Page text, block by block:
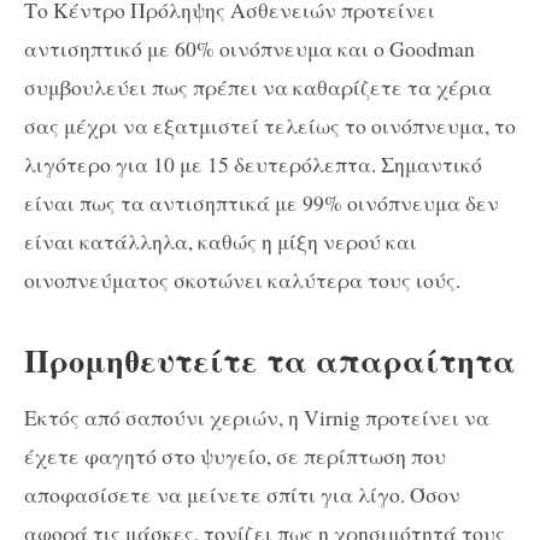
Το Κέντρο Πρόληψης Ασθενειών προτείνει
αντισηπτικό με 60% οινόπνευμα και ο Goodman
συμβουλεύει πως πρέπει να καθαρίζετε τα χέρια
σας μέχρι να εξατμιστεί τελείως το οινόπνευμα, το
λιγότερο για 10 με 15 δευτερόλεπτα. Σημαντικό
είναι πως τα αντισηπτικά με 99% οινόπνευμα δεν
είναι κατάλληλα, καθώς η μίξη νερού και
οινοπνεύματος σκοτώνει καλύτερα τους ιούς.
Προμηθευτείτε τα απαραίτητα
Εκτός από σαπούνι χεριών, η Virnig προτείνει να
έχετε φαγητό στο ψυγείο, σε περίπτωση που
αποφασίσετε να μείνετε σπίτι για λίγο. Όσον
αφορά τις μάσκες, τονίζει πως η χρησιμότητά τους